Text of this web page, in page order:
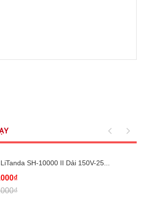
SH-10000 II Dải 150V-25...